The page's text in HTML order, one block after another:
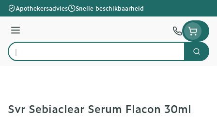
Ga naar de inhoud
Apothekersadvies Snelle beschikbaarheid
Menu
Product, merk, categorie...
Zoek
Svr Sebiaclear Serum Flacon 30ml